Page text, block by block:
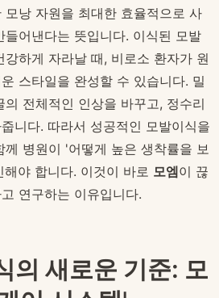
모낭 자원을 최대한 효율적으로 사
어낸다는 뜻입니다. 이식된 모발
하게 자라날 때, 비로소 환자가 원
스타일을 완성할 수 있습니다. 밀
전체적인 인상을 바꾸고, 정수리
니다. 따라서 성공적인 모발이식을
께 병원이 '어떻게 높은 생착률을 보
야 합니다. 이것이 바로 모엠이 끊
연구하는 이유입니다.
의 새로운 기준: 모